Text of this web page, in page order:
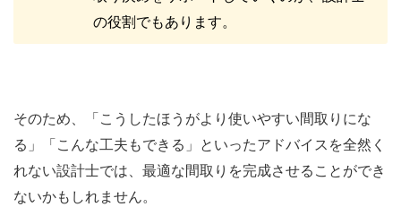
の役割でもあります。
そのため、「こうしたほうがより使いやすい間取りにな
る」「こんな工夫もできる」といったアドバイスを全然く
れない設計士では、最適な間取りを完成させることができ
ないかもしれません。